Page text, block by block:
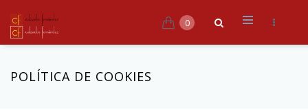
0
POLÍTICA DE COOKIES